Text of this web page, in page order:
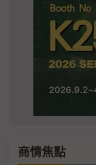
商情焦點